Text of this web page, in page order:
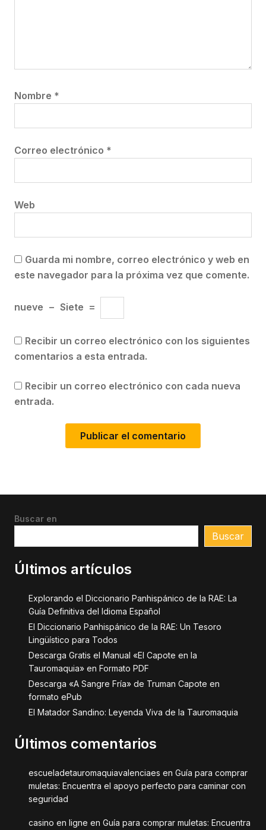
Nombre *
Correo electrónico *
Web
Guarda mi nombre, correo electrónico y web en
este navegador para la próxima vez que comente.
nueve − Siete =
Recibir un correo electrónico con los siguientes
comentarios a esta entrada.
Recibir un correo electrónico con cada nueva
entrada.
Buscar en
Buscar
Últimos artículos
Explorando el Diccionario Panhispánico de la RAE: La
Guía Definitiva del Idioma Español
El Diccionario Panhispánico de la RAE: Un Tesoro
Lingüístico para Todos
Descarga Gratis el Manual «El Capote en la
Tauromaquia» en Formato PDF
Descarga «A Sangre Fría» de Truman Capote en
formato ePub
El Matador Sandino: Leyenda Viva de la Tauromaquia
Últimos comentarios
escueladetauromaquiavalenciaes en Guía para comprar
muletas: Encuentra el apoyo perfecto para caminar con
seguridad
casino en ligne en Guía para comprar muletas: Encuentra